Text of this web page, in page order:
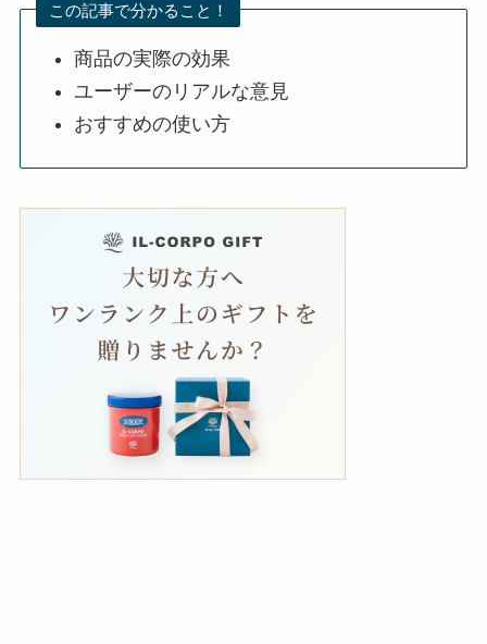
この記事で分かること！
商品の実際の効果
ユーザーのリアルな意見
おすすめの使い方